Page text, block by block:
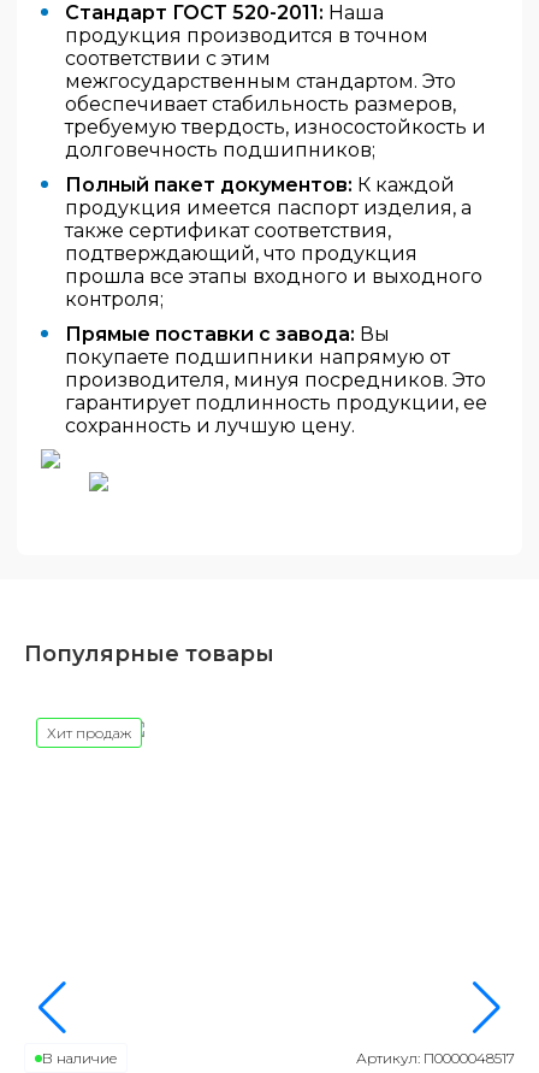
Стандарт ГОСТ 520-2011: Наша
продукция производится в точном
соответствии с этим
межгосударственным стандартом. Это
обеспечивает стабильность размеров,
требуемую твердость, износостойкость и
долговечность подшипников;
Полный пакет документов: К каждой
продукция имеется паспорт изделия, а
также сертификат соответствия,
подтверждающий, что продукция
прошла все этапы входного и выходного
контроля;
Прямые поставки с завода: Вы
покупаете подшипники напрямую от
производителя, минуя посредников. Это
гарантирует подлинность продукции, ее
сохранность и лучшую цену.
Популярные товары
Хит продаж
В наличие Артикул: П0000048517